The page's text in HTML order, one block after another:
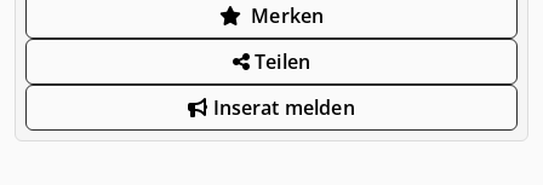
Merken
Teilen
Inserat melden